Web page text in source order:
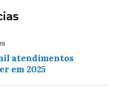
atendimentos
em 2025